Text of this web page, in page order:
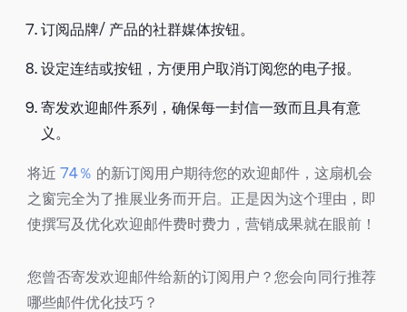
订阅品牌/ 产品的社群媒体按钮。
设定连结或按钮，方便用户取消订阅您的电子报。
寄发欢迎邮件系列，确保每一封信一致而且具有意
义。
将近 74％ 的新订阅用户期待您的欢迎邮件，这扇机会
之窗完全为了推展业务而开启。正是因为这个理由，即
使撰写及优化欢迎邮件费时费力，营销成果就在眼前！
您曾否寄发欢迎邮件给新的订阅用户？您会向同行推荐
哪些邮件优化技巧？